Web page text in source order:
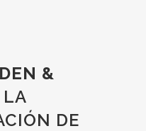
&
LA
DE